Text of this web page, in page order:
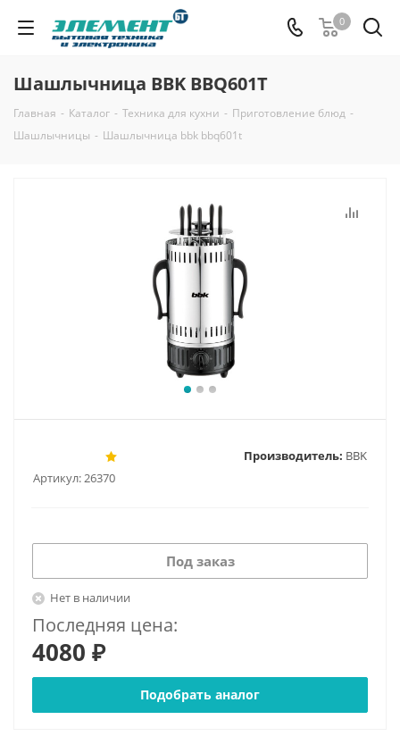
0
Шашлычница BBK BBQ601T
Главная - Каталог - Техника для кухни - Приготовление блюд -
Шашлычницы - Шашлычница bbk bbq601t
Артикул:26370
Производитель: BBK
Под заказ
Нет в наличии
Последняя цена:
4080 ₽
Подобрать аналог